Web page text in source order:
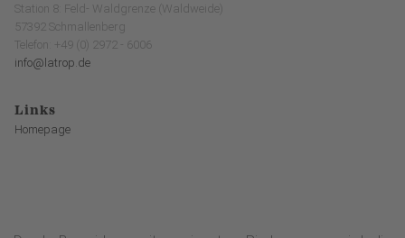
Station 8: Feld- Waldgrenze (Waldweide)
57392 Schmallenberg
Telefon: +49 (0) 2972 - 6006
info@latrop.de
Links
Homepage